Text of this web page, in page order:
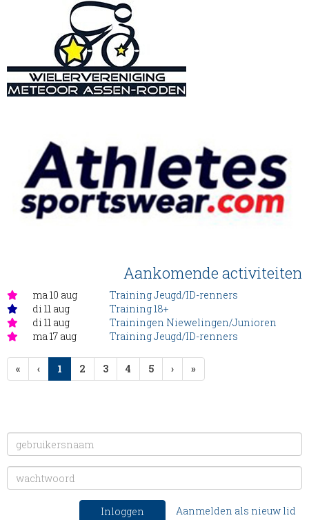
Aankomende activiteiten
ma 10 aug
Training Jeugd/ID-renners
di 11 aug
Training 18+
di 11 aug
Trainingen Niewelingen/Junioren
ma 17 aug
Training Jeugd/ID-renners
« ‹ 1 (huidige)
2 3 4 5 › »
Inloggen Aanmelden als nieuw lid